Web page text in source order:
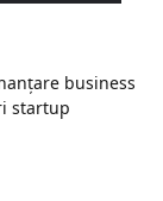
business
startup